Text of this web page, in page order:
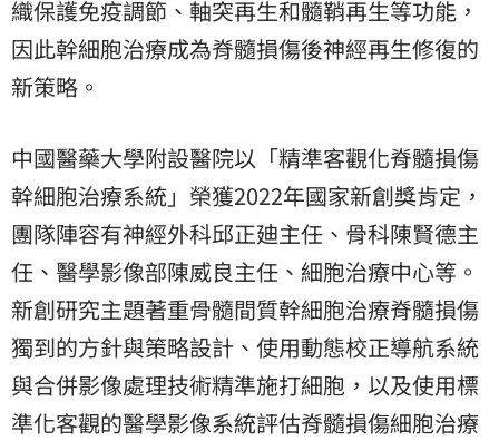
織保護免疫調節、軸突再生和髓鞘再生等功能，
因此幹細胞治療成為脊髓損傷後神經再生修復的
新策略。
中國醫藥大學附設醫院以「精準客觀化脊髓損傷
幹細胞治療系統」榮獲2022年國家新創獎肯定，
團隊陣容有神經外科邱正廸主任、骨科陳賢德主
任、醫學影像部陳威良主任、細胞治療中心等。
新創研究主題著重骨髓間質幹細胞治療脊髓損傷
獨到的方針與策略設計、使用動態校正導航系統
與合併影像處理技術精準施打細胞，以及使用標
準化客觀的醫學影像系統評估脊髓損傷細胞治療